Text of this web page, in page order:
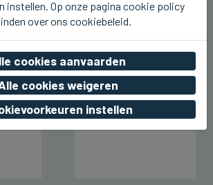
23:48
instellen. Op onze pagina cookie policy
over ons cookiebeleid.
cookies aanvaarden
cookies weigeren
instellen